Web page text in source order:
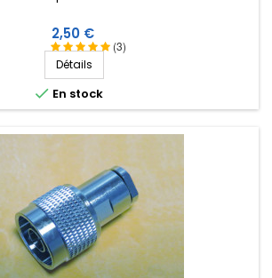
(3)
Prix
2,50 €
Détails
 En stock